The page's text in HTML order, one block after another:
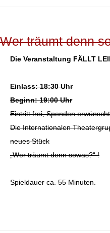
Wer träumt denn
Die Veranstaltung FÄLLT
Einlass: 18:30 Uhr
Beginn: 19:00 Uhr
Eintritt frei, Spenden erwünscht
Die Internationalen
neues Stück
„Wer träumt denn sowas?“ !
Spieldauer ca. 55 Minuten.